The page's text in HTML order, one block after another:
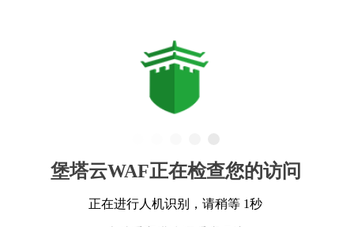
堡塔云WAF正在检查您的访问
正在进行人机识别，请稍等 1秒